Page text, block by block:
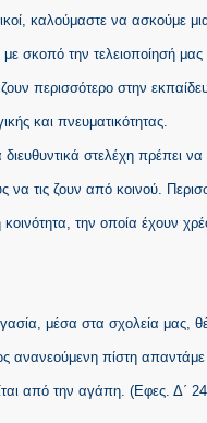
καλούμαστε να ασκούμε
σκοπό την τελειοποίησή
περισσότερο στην
και πνευματικότητας.
στελέχη πρέπει
να τις ζουν από κοινού.
κοινότητα, την οποία έχουν
μέσα στα σχολεία μας,
ανανεούμενη πίστη
από την αγάπη. (Εφες. Δ΄